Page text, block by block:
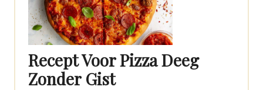
Recept Voor Pizza Deeg
Zonder Gist